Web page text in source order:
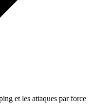
et les attaques par force